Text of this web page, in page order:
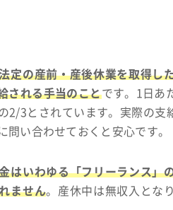
定の産前・産後休業を取得し
される手当のことです。1日あ
2/3とされています。実際の支
問い合わせておくと安心です。
はいわゆる「フリーランス」
ません。産休中は無収入とな